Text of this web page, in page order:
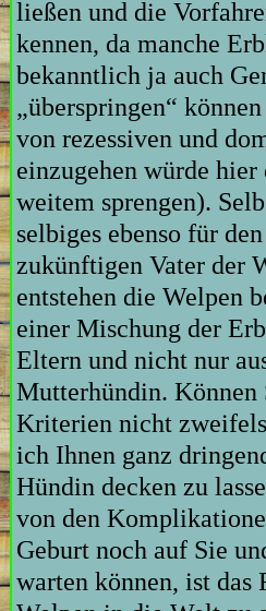
ließen und die
kennen, da manche
bekanntlich ja auch
„überspringen“
von rezessiven und
einzugehen würde hier
weitem sprengen).
selbiges ebenso für
zukünftigen Vater der
entstehen die Welpen
einer Mischung der
Eltern und nicht nur
Mutterhündin. Können
Kriterien nicht
ich Ihnen ganz
Hündin decken zu
von den
Geburt noch auf Sie
warten können, ist das